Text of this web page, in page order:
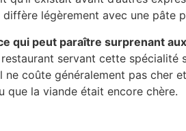
légèrement avec une pâte
qui peut paraître surprenant
servant cette spécialité
coûte généralement pas cher
que la viande était encore chère.